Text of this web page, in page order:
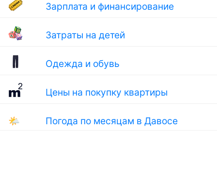
Зарплата и финансирование
Затраты на детей
Одежда и обувь
Цены на покупку квартиры
🌤 Погода по месяцам в Давосе